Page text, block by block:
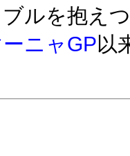
ルを抱え
ニャGP以